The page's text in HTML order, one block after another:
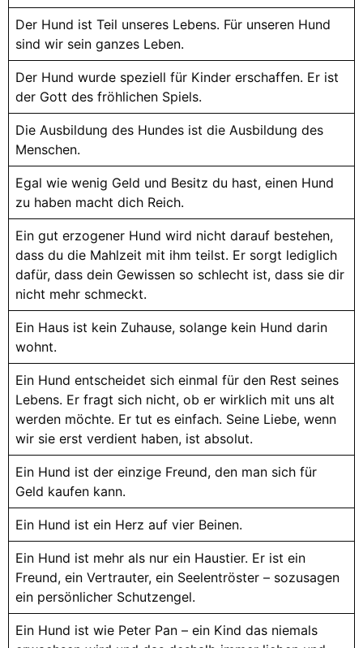
Der Hund ist Teil unseres Lebens. Für unseren Hund
sind wir sein ganzes Leben.
Der Hund wurde speziell für Kinder erschaffen. Er ist
der Gott des fröhlichen Spiels.
Die Ausbildung des Hundes ist die Ausbildung des
Menschen.
Egal wie wenig Geld und Besitz du hast, einen Hund
zu haben macht dich Reich.
Ein gut erzogener Hund wird nicht darauf bestehen,
dass du die Mahlzeit mit ihm teilst. Er sorgt lediglich
dafür, dass dein Gewissen so schlecht ist, dass sie dir
nicht mehr schmeckt.
Ein Haus ist kein Zuhause, solange kein Hund darin
wohnt.
Ein Hund entscheidet sich einmal für den Rest seines
Lebens. Er fragt sich nicht, ob er wirklich mit uns alt
werden möchte. Er tut es einfach. Seine Liebe, wenn
wir sie erst verdient haben, ist absolut.
Ein Hund ist der einzige Freund, den man sich für
Geld kaufen kann.
Ein Hund ist ein Herz auf vier Beinen.
Ein Hund ist mehr als nur ein Haustier. Er ist ein
Freund, ein Vertrauter, ein Seelentröster – sozusagen
ein persönlicher Schutzengel.
Ein Hund ist wie Peter Pan – ein Kind das niemals